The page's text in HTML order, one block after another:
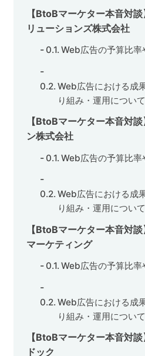
【BtoBマーケター本音対
リューションズ株式会社
Web広告の予算比率
Web広告における成
り組み・運用について
【BtoBマーケター本音対
ン株式会社
Web広告の予算比率
Web広告における成
り組み・運用について
【BtoBマーケター本音対
マーケティング
Web広告の予算比率
Web広告における成
り組み・運用について
【BtoBマーケター本音対
ドック